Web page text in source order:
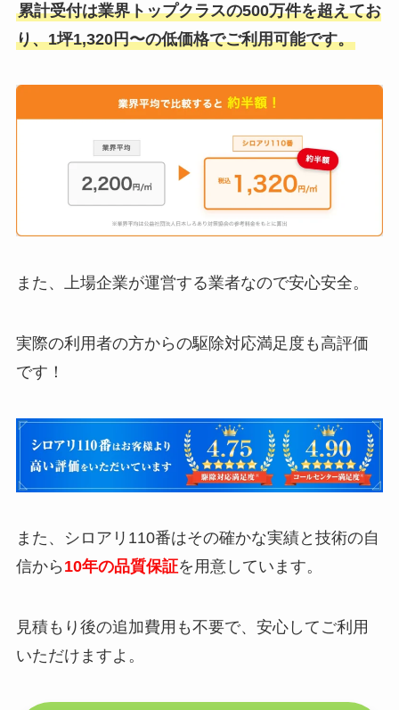
累計受付は業界トップクラスの500万件を超えてお
り、1坪1,320円〜の低価格でご利用可能です。
また、上場企業が運営する業者なので安心安全。
実際の利用者の方からの駆除対応満足度も高評価
です！
また、シロアリ110番はその確かな実績と技術の自
信から 10年の品質保証を用意しています。
見積もり後の追加費用も不要で、安心してご利用
いただけますよ。